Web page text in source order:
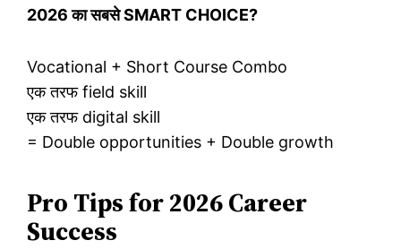
2026 का सबसे SMART CHOICE?
Vocational + Short Course Combo
एक तरफ field skill
एक तरफ digital skill
= Double opportunities + Double growth
Pro Tips for 2026 Career
Success